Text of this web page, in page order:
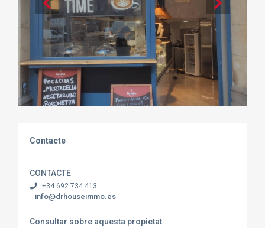
Contacte
CONTACTE
+34 692 734 413
info@drhouseimmo.es
Consultar sobre aquesta propietat